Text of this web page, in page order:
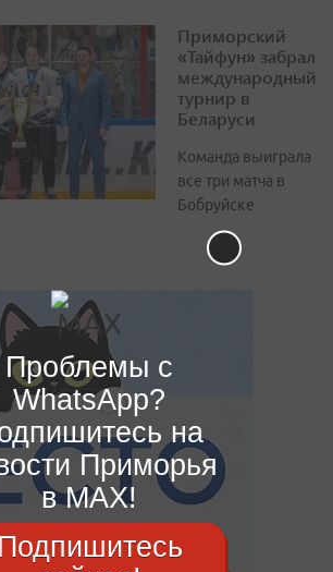
Приморский
«Тайфун» забрал
международный
турнир в
Беларуси
Команда выиграла
все три матча в
Бобруйске
Проблемы с
WhatsApp?
на
Приморья
в MAX!
Подпишитесь